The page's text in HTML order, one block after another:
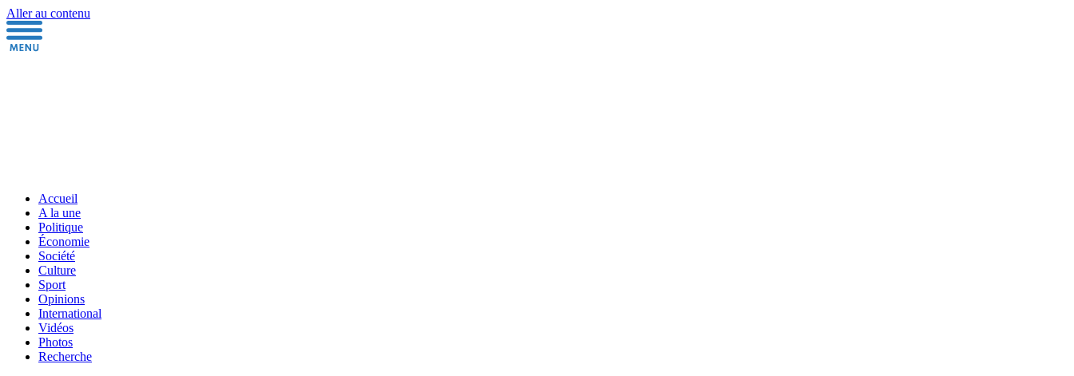
Aller au contenu
Accueil
A la une
Politique
Économie
Société
Culture
Sport
Opinions
International
Vidéos
Photos
Recherche